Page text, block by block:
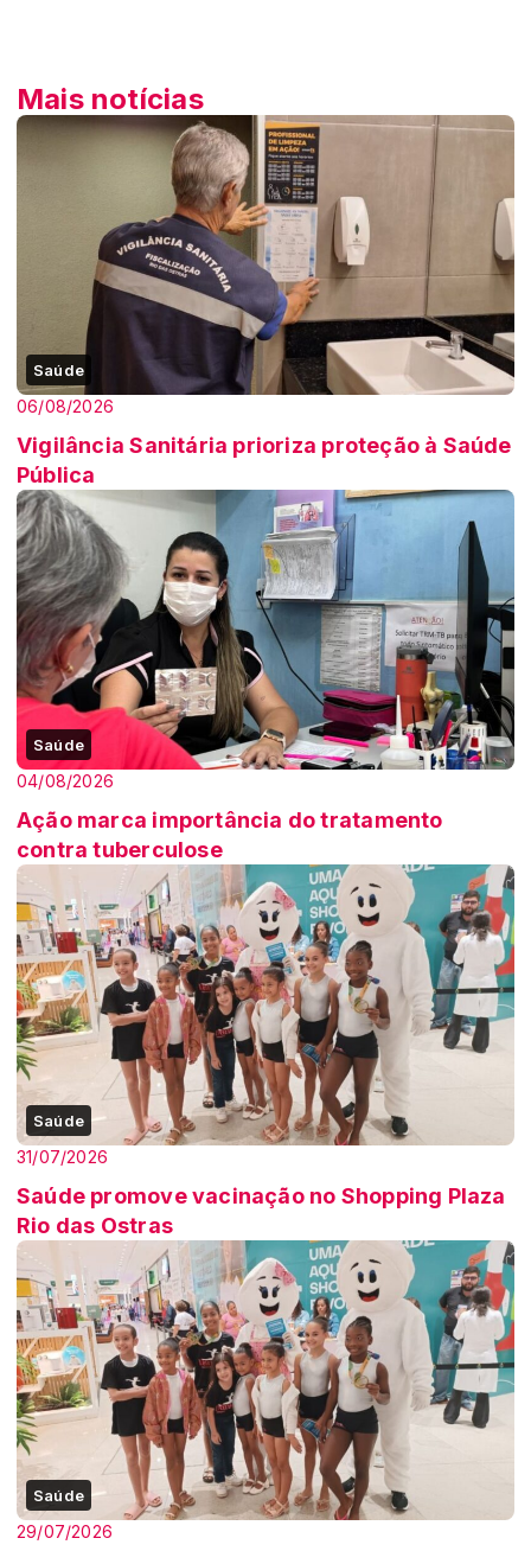
Mais notícias
Saúde
06/08/2026
Vigilância Sanitária prioriza proteção à Saúde
Pública
Saúde
04/08/2026
Ação marca importância do tratamento
contra tuberculose
Saúde
31/07/2026
Saúde promove vacinação no Shopping Plaza
Rio das Ostras
Saúde
29/07/2026